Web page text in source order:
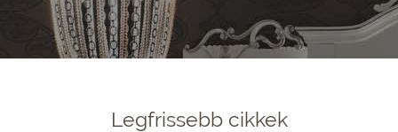
Legfrissebb cikkek